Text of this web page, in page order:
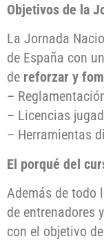
Objetivos de la
La Jornada
de España con
de reforzar y
–
– Licencias
– Herramientas
El porqué del
Además de todo
de entrenadores
con el objetivo